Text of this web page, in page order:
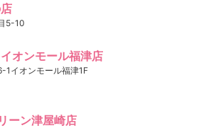
5-10
オンモール福津店
1イオンモール福津1F
ーン津屋崎店